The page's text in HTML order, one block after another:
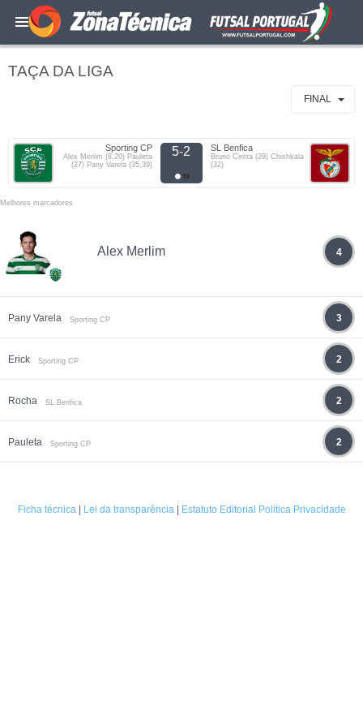
TAÇA DA LIGA
FINAL
Sporting CP
Alex Merlim (8,20) Pauleta
(27) Pany Varela (35,39)
5-2 SL Benfica
Bruno Cintra (29) Chishkala
(32)
Melhores marcadores
Alex Merlim 4
Pany Varela Sporting CP 3
Erick Sporting CP 2
Rocha SL Benfica 2
Pauleta Sporting CP 2
Ficha técnica| Lei da transparência| Estatuto Editorial Politica Privacidade